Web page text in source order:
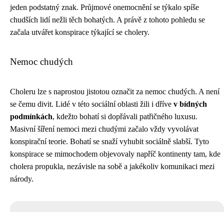
jeden podstatný znak. Průjmové onemocnění se týkalo spíše
chudších lidí nežli těch bohatých. A právě z tohoto pohledu se
začala utvářet konspirace týkající se cholery.
Nemoc chudých
Choleru lze s naprostou jistotou označit za nemoc chudých. A není
se čemu divit. Lidé v této sociální oblasti žili i dříve v bídných
podmínkách, kdežto bohatí si dopřávali patřičného luxusu.
Masivní šíření nemoci mezi chudými začalo vždy vyvolávat
konspirační teorie. Bohatí se snaží vyhubit sociálně slabší. Tyto
konspirace se mimochodem objevovaly napříč kontinenty tam, kde
cholera propukla, nezávisle na sobě a jakékoliv komunikaci mezi
národy.